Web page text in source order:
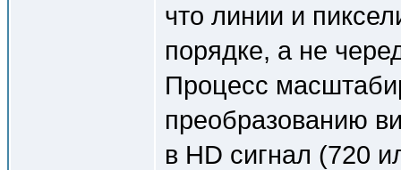
что линии и
порядке, а не
Процесс
преобразованию
в HD сигнал (720